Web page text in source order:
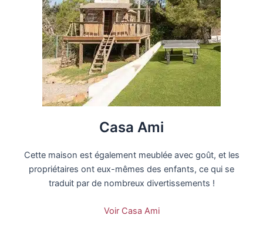
Casa Ami
Cette maison est également meublée avec goût, et les
propriétaires ont eux-mêmes des enfants, ce qui se
traduit par de nombreux divertissements !
Voir Casa Ami